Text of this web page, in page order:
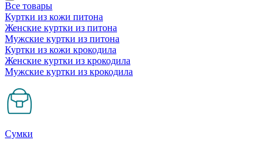
Все товары
Куртки из кожи питона
Женские куртки из питона
Мужские куртки из питона
Куртки из кожи крокодила
Женские куртки из крокодила
Мужские куртки из крокодила
Сумки